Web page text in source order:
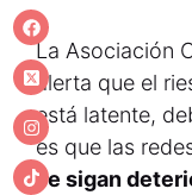
La Asociación
alerta que el
está latente,
es que las
se sigan